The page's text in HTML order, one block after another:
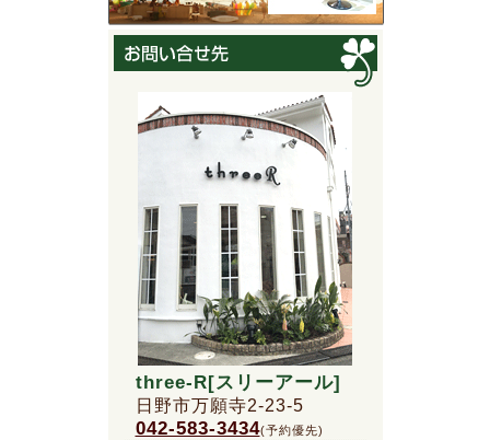
three-R[スリーアール]
日野市万願寺2-23-5
042-583-3434(予約優先)